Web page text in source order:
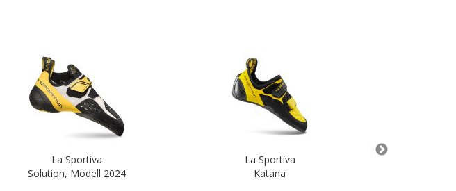
La Sportiva
Solution, Modell 2024
La Sportiva
Katana